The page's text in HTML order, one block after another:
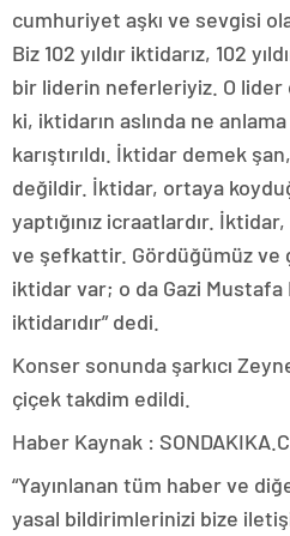
cumhuriyet aşkı ve sevgisi
Biz 102 yıldır iktidarız, 102
bir liderin neferleriyiz. O lider
ki, iktidarın aslında ne
karıştırıldı. İktidar demek
değildir. İktidar, ortaya
yaptığınız icraatlardır.
ve şefkattir. Gördüğümüz ve
iktidar var; o da Gazi Mustafa
iktidarıdır” dedi.
Konser sonunda şarkıcı
çiçek takdim edildi.
Haber Kaynak :
“Yayınlanan tüm haber ve
yasal bildirimlerinizi bize